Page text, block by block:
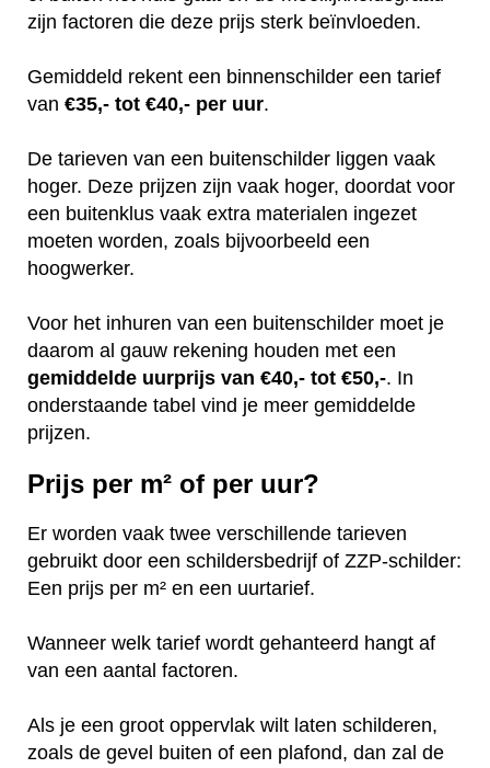
zijn factoren die deze prijs sterk beïnvloeden.
Gemiddeld rekent een binnenschilder een tarief
van €35,- tot €40,- per uur.
De tarieven van een buitenschilder liggen vaak
hoger. Deze prijzen zijn vaak hoger, doordat voor
een buitenklus vaak extra materialen ingezet
moeten worden, zoals bijvoorbeeld een
hoogwerker.
Voor het inhuren van een buitenschilder moet je
daarom al gauw rekening houden met een
gemiddelde uurprijs van €40,- tot €50,-. In
onderstaande tabel vind je meer gemiddelde
prijzen.
Prijs per m² of per uur?
Er worden vaak twee verschillende tarieven
gebruikt door een schildersbedrijf of ZZP-schilder:
Een prijs per m² en een uurtarief.
Wanneer welk tarief wordt gehanteerd hangt af
van een aantal factoren.
Als je een groot oppervlak wilt laten schilderen,
zoals de gevel buiten of een plafond, dan zal de